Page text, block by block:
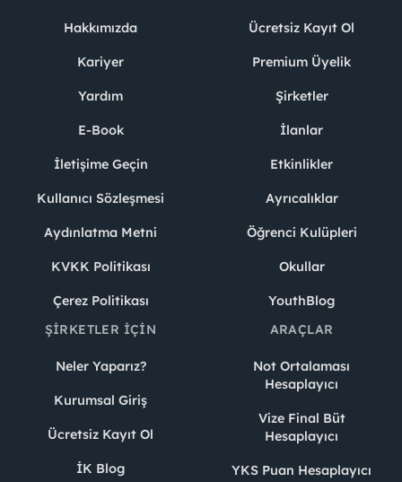
Hakkımızda
Kariyer
Yardım
E-Book
İletişime Geçin
Kullanıcı Sözleşmesi
Aydınlatma Metni
KVKK Politikası
Çerez Politikası
Ücretsiz Kayıt Ol
Premium Üyelik
Şirketler
İlanlar
Etkinlikler
Ayrıcalıklar
Öğrenci Kulüpleri
Okullar
YouthBlog
ŞIRKETLER İÇIN
Neler Yaparız?
Kurumsal Giriş
Ücretsiz Kayıt Ol
İK Blog
ARAÇLAR
Not Ortalaması
Hesaplayıcı
Vize Final Büt
Hesaplayıcı
YKS Puan Hesaplayıcı